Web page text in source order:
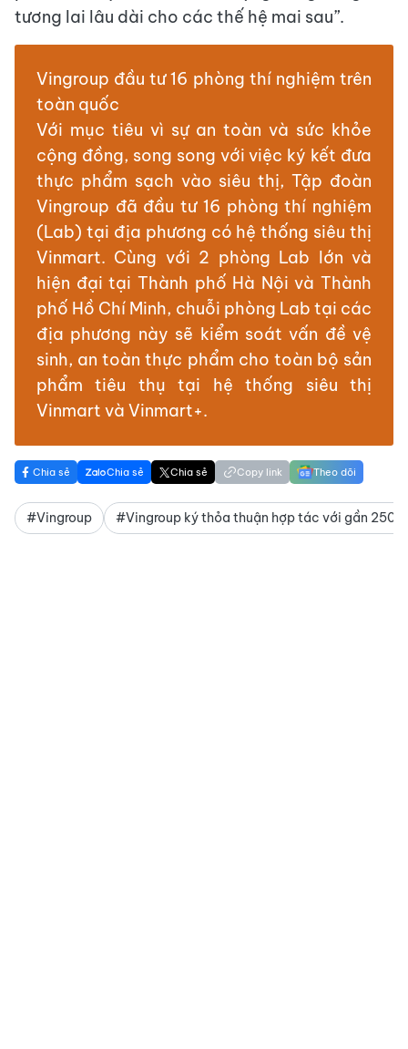
tương lai lâu dài cho các thế hệ mai sau”.
Vingroup đầu tư 16 phòng thí nghiệm trên
toàn quốc
Với mục tiêu vì sự an toàn và sức khỏe
cộng đồng, song song với việc ký kết đưa
thực phẩm sạch vào siêu thị, Tập đoàn
Vingroup đã đầu tư 16 phòng thí nghiệm
(Lab) tại địa phương có hệ thống siêu thị
Vinmart. Cùng với 2 phòng Lab lớn và
hiện đại tại Thành phố Hà Nội và Thành
phố Hồ Chí Minh, chuỗi phòng Lab tại các
địa phương này sẽ kiểm soát vấn đề vệ
sinh, an toàn thực phẩm cho toàn bộ sản
phẩm tiêu thụ tại hệ thống siêu thị
Vinmart và Vinmart+.
Chia sẻ Chia sẻ Chia sẻ Copy link Theo dõi
#Vingroup #Vingroup ký thỏa thuận hợp tác với gần 250